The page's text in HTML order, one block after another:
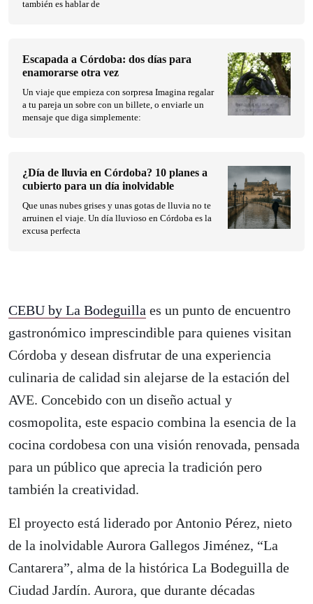
CEBU by La Bodeguilla es un punto de encuentro
gastronómico imprescindible para quienes visitan
Córdoba y desean disfrutar de una experiencia
culinaria de calidad sin alejarse de la estación del
AVE. Concebido con un diseño actual y
cosmopolita, este espacio combina la esencia de la
cocina cordobesa con una visión renovada, pensada
para un público que aprecia la tradición pero
también la creatividad.
El proyecto está liderado por Antonio Pérez, nieto
de la inolvidable Aurora Gallegos Jiménez, “La
Cantarera”, alma de la histórica La Bodeguilla de
Ciudad Jardín. Aurora, que durante décadas
también es hablar de
Escapada a Córdoba: dos días para
enamorarse otra vez
Un viaje que empieza con sorpresa Imagina regalar
a tu pareja un sobre con un billete, o enviarle un
mensaje que diga simplemente:
¿Día de lluvia en Córdoba? 10 planes a
cubierto para un día inolvidable
Que unas nubes grises y unas gotas de lluvia no te
arruinen el viaje. Un día lluvioso en Córdoba es la
excusa perfecta